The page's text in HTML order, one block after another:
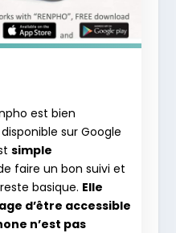
est bien
sur Google
simple
faire un bon suivi et
basique. Elle
d’être accessible
n’est pas